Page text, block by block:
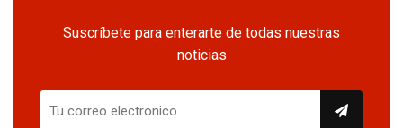
Suscríbete para enterarte de todas nuestras
noticias